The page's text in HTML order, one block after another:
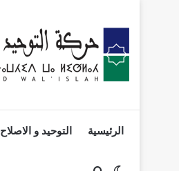
الرئيسية التوحيد و الاصلاح